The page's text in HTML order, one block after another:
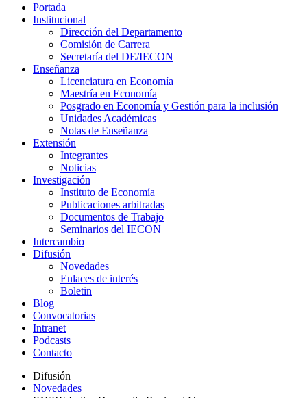
Portada
Institucional
Dirección del Departamento
Comisión de Carrera
Secretaría del DE/IECON
Enseñanza
Licenciatura en Economía
Maestría en Economía
Posgrado en Economía y Gestión para la inclusión
Unidades Académicas
Notas de Enseñanza
Extensión
Integrantes
Noticias
Investigación
Instituto de Economía
Publicaciones arbitradas
Documentos de Trabajo
Seminarios del IECON
Intercambio
Difusión
Novedades
Enlaces de interés
Boletin
Blog
Convocatorias
Intranet
Podcasts
Contacto
Difusión
Novedades